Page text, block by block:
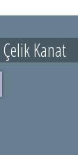
Çelik Kanat